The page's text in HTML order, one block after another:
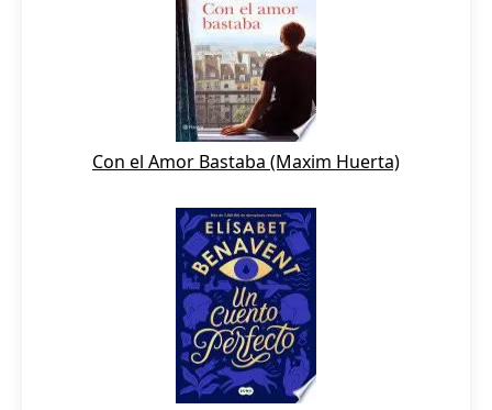
Con el Amor Bastaba (Maxim Huerta)